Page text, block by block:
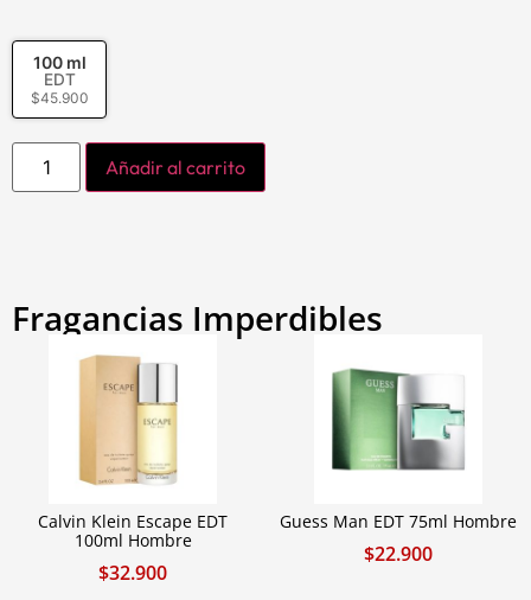
100 ml
EDT
$45.900
Añadir al carrito
Fragancias Imperdibles
Calvin Klein Escape EDT
100ml Hombre
$32.900
Guess Man EDT 75ml Hombre
$22.900